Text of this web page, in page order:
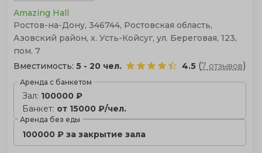
Amazing Hall
Ростов-на-Дону, 346744, Ростовская область,
Азовский район, х. Усть-Койсуг, ул. Береговая, 123,
пом. 7
Вместимость: 5 - 20 чел. 4.5 (7 отзывов)
Аренда с банкетом
Зал: 100000 ₽
Банкет: от 15000 ₽/чел.
Аренда без еды
100000 ₽ за закрытие зала